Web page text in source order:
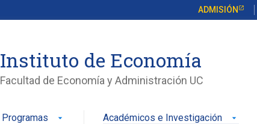
ADMISIÓN
Instituto de Economía
Facultad de Economía y Administración UC
Programas arrow_drop_down Académicos e Investigación arrow_drop_down